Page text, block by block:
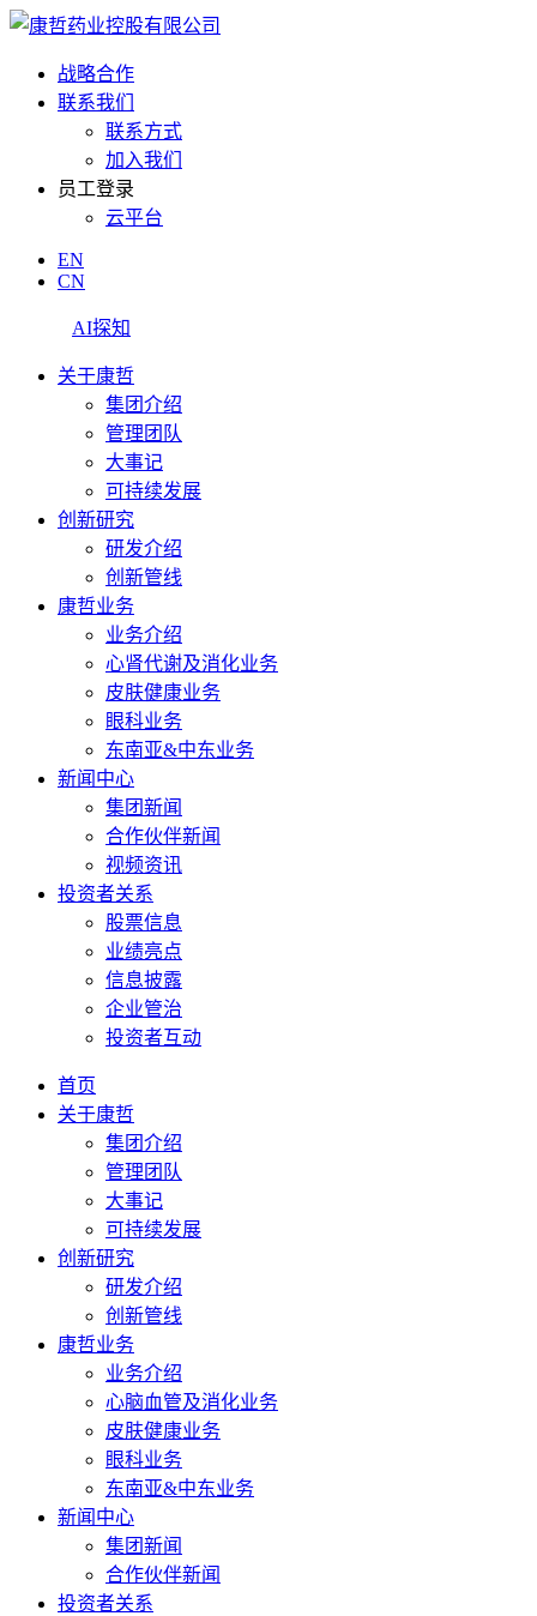
战略合作
联系我们
联系方式
加入我们
员工登录
云平台
EN
CN
AI探知
关于康哲
集团介绍
管理团队
大事记
可持续发展
创新研究
研发介绍
创新管线
康哲业务
业务介绍
心肾代谢及消化业务
皮肤健康业务
眼科业务
东南亚&中东业务
新闻中心
集团新闻
合作伙伴新闻
视频资讯
投资者关系
股票信息
业绩亮点
信息披露
企业管治
投资者互动
首页
关于康哲
集团介绍
管理团队
大事记
可持续发展
创新研究
研发介绍
创新管线
康哲业务
业务介绍
心脑血管及消化业务
皮肤健康业务
眼科业务
东南亚&中东业务
新闻中心
集团新闻
合作伙伴新闻
投资者关系